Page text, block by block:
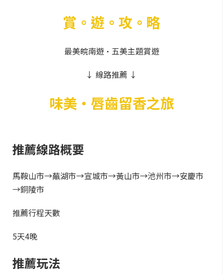
賞。遊。攻。略
最美皖南遊·五美主題賞遊
↓ 線路推薦 ↓
味美·唇齒留香之旅
推薦線路概要
馬鞍山市→蕪湖市→宣城市→黃山市→池州市→安慶市
→銅陵市
推薦行程天數
5天4晚
推薦玩法